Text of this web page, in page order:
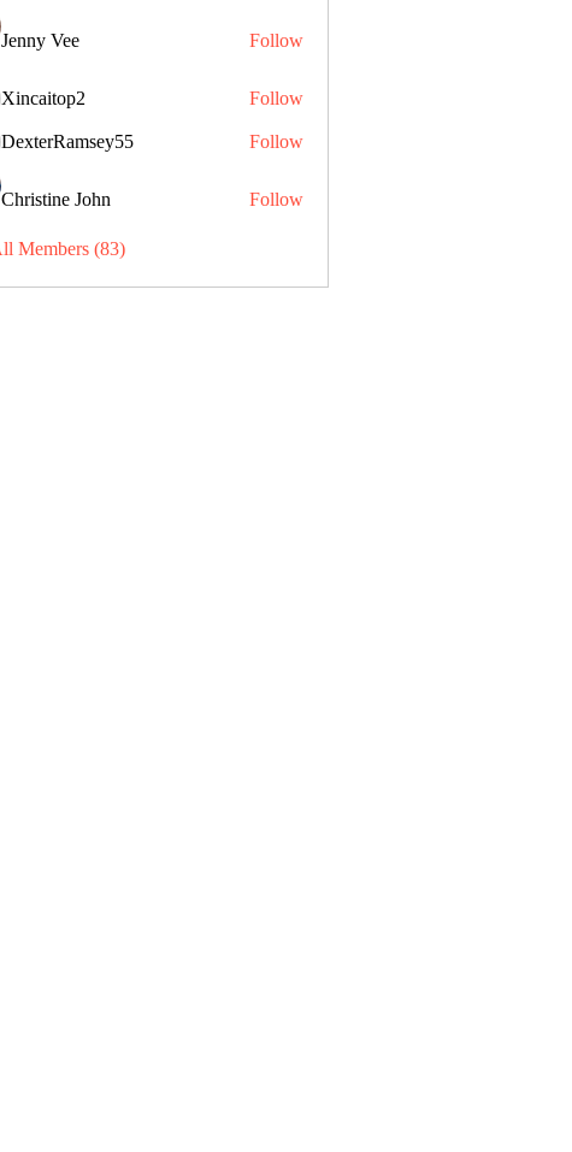
Jenny Vee Follow
Xincaitop2 Follow
DexterRamsey55 Follow
Christine John Follow
Members (83)